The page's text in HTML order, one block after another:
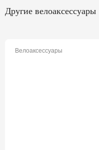
Другие велоаксессуары
Велоаксессуары